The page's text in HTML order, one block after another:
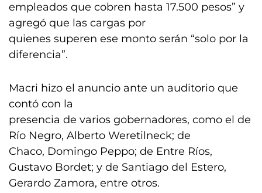
empleados que cobren hasta 17.500 pesos” y
agregó que las cargas por
quienes superen ese monto serán “solo por la
diferencia”.
Macri hizo el anuncio ante un auditorio que
contó con la
presencia de varios gobernadores, como el de
Río Negro, Alberto Weretilneck; de
Chaco, Domingo Peppo; de Entre Ríos,
Gustavo Bordet; y de Santiago del Estero,
Gerardo Zamora, entre otros.